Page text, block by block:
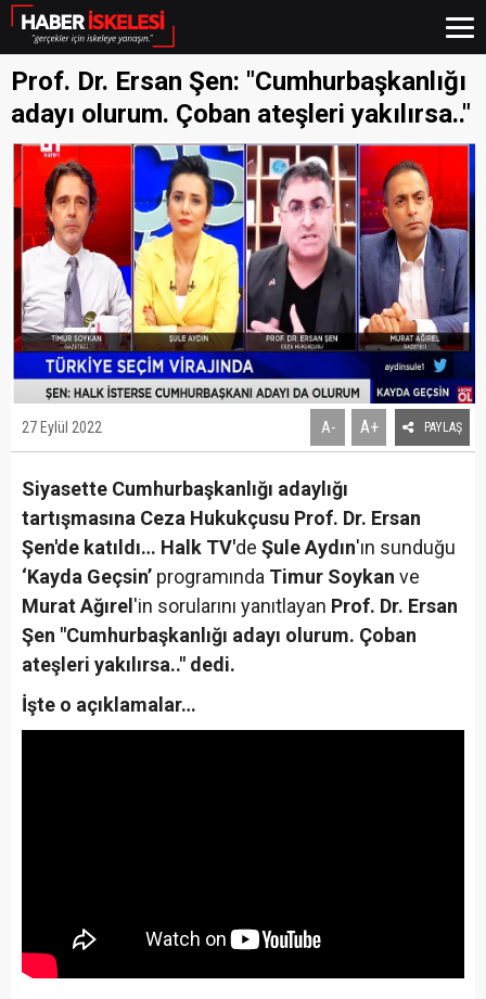
Prof. Dr. Ersan Şen: "Cumhurbaşkanlığı
adayı olurum. Çoban ateşleri yakılırsa.."
27 Eylül 2022 A- A+ PAYLAŞ
Siyasette Cumhurbaşkanlığı adaylığı
tartışmasına Ceza Hukukçusu Prof. Dr. Ersan
Şen'de katıldı… Halk TV'de Şule Aydın'ın sunduğu
‘Kayda Geçsin’ programında Timur Soykan ve
Murat Ağırel 'in sorularını yanıtlayan Prof. Dr. Ersan
Şen "Cumhurbaşkanlığı adayı olurum. Çoban
ateşleri yakılırsa.." dedi.
İşte o açıklamalar…